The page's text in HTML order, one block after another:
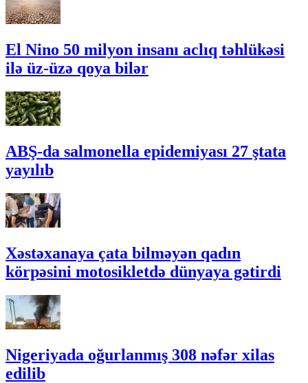
El Nino 50 milyon insanı aclıq təhlükəsi
ilə üz-üzə qoya bilər
ABŞ-da salmonella epidemiyası 27 ştata
yayılıb
Xəstəxanaya çata bilməyən qadın
körpəsini motosikletdə dünyaya gətirdi
Nigeriyada oğurlanmış 308 nəfər xilas
edilib